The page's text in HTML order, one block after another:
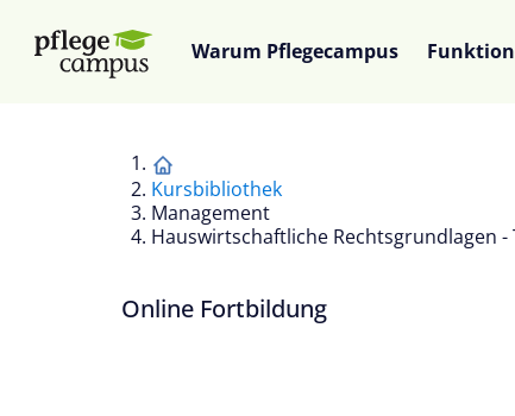
Warum Pflegecampus
Kursbibliothek
Management
Hauswirtschaftliche Rechtsgrundlagen
Online Fortbildung